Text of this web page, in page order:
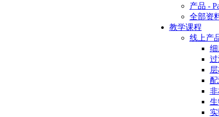
产品 -
全部资
教学课程
线上产